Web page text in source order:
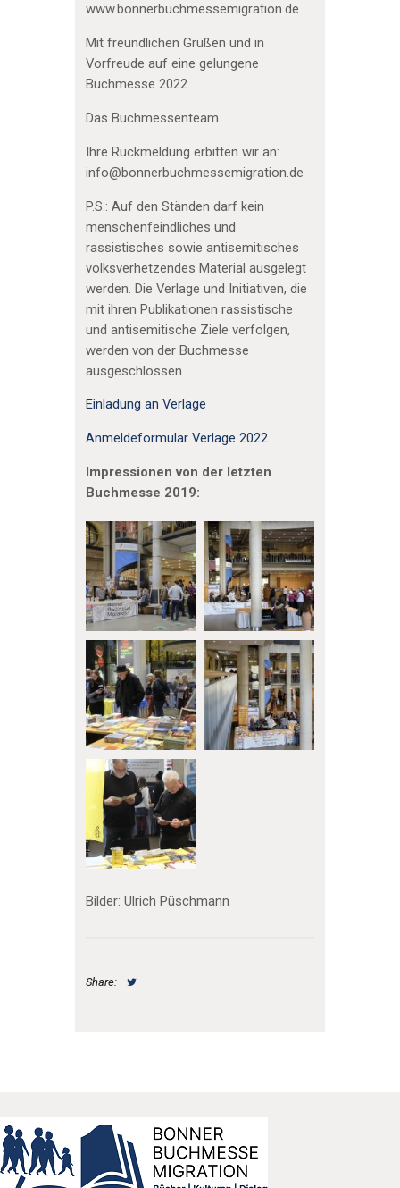
www.bonnerbuchmessemigration.de .
Mit freundlichen Grüßen und in
Vorfreude auf eine gelungene
Buchmesse 2022.
Das Buchmessenteam
Ihre Rückmeldung erbitten wir an:
info@bonnerbuchmessemigration.de
P.S.: Auf den Ständen darf kein
menschenfeindliches und
rassistisches sowie antisemitisches
volksverhetzendes Material ausgelegt
werden. Die Verlage und Initiativen, die
mit ihren Publikationen rassistische
und antisemitische Ziele verfolgen,
werden von der Buchmesse
ausgeschlossen.
Einladung an Verlage
Anmeldeformular Verlage 2022
Impressionen von der letzten
Buchmesse 2019:
Bilder: Ulrich Püschmann
Share: